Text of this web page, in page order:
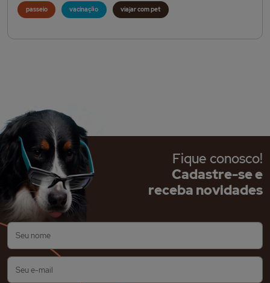
passeio vacinação viajar com pet
Fique conosco!
Cadastre-se e
receba novidades